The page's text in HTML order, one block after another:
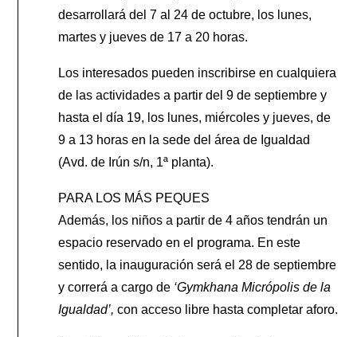
desarrollará del 7 al 24 de octubre, los lunes,
martes y jueves de 17 a 20 horas.
Los interesados pueden inscribirse en cualquiera
de las actividades a partir del 9 de septiembre y
hasta el día 19, los lunes, miércoles y jueves, de
9 a 13 horas en la sede del área de Igualdad
(Avd. de Irún s/n, 1ª planta).
PARA LOS MÁS PEQUES
Además, los niños a partir de 4 años tendrán un
espacio reservado en el programa. En este
sentido, la inauguración será el 28 de septiembre
y correrá a cargo de ‘Gymkhana Micrópolis de la
Igualdad’, con acceso libre hasta completar aforo.